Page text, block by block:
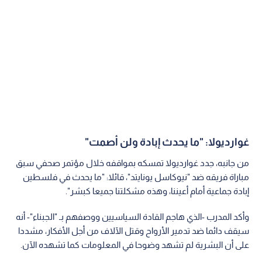
غوارديولا: "ما يحدث إبادة ولن أصمت"
من جانبه، جدد غوارديولا تمسكه بمواقفه خلال مؤتمر صحفي سبق
مباراة فريقه ضد "نيوكاسل يونايتد"، قائلا: "ما يحدث في فلسطين
إبادة جماعية أمام أعيننا، وهذه مشكلتنا جميعا كبشر".
وأكد المدرب -الذي هاجم القادة السياسيين ووصفهم بـ "الجبناء"- أنه
سيقف دائما ضد تدمير الأرواح وقتل الآلاف من أجل الأفكار، مشددا
على أن البشرية لم تشهد وضوحا في المعلومات كما تشهده الآن.